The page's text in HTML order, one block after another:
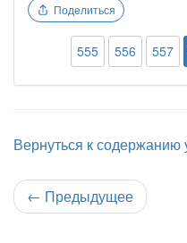
Поделиться
555 556 557
Вернуться к содержанию
← Предыдущее